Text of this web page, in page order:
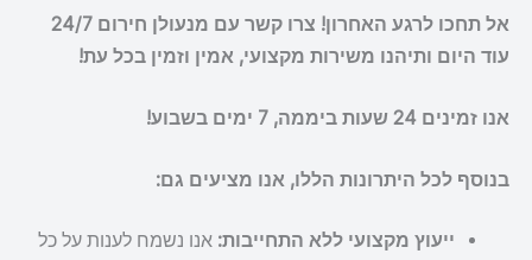
אל תחכו לרגע האחרון! צרו קשר עם מנעולן חירום 24/7
עוד היום ותיהנו משירות מקצועי, אמין וזמין בכל עת!
אנו זמינים 24 שעות ביממה, 7 ימים בשבוע!
בנוסף לכל היתרונות הללו, אנו מציעים גם:
ייעוץ מקצועי ללא התחייבות: אנו נשמח לענות על כל